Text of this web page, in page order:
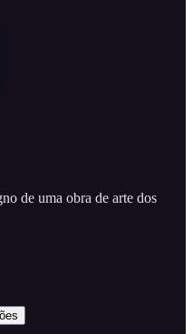
de uma obra de arte dos